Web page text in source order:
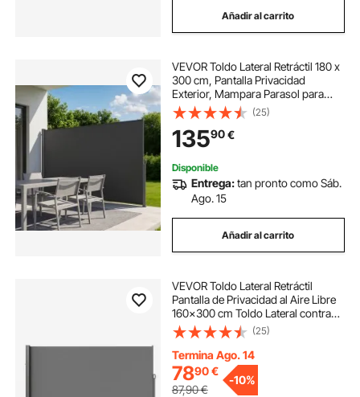
Añadir al carrito
VEVOR Toldo Lateral Retráctil 180 x
300 cm, Pantalla Privacidad
Exterior, Mampara Parasol para
Patio, Marco Metálico, Protector
Solar a Prueba de Viento
Impermeable, para Balcón Jardín
Terraza, Gris
(25)
13590€
Disponible
Entrega:tan pronto como Sáb.
Ago. 15
Añadir al carrito
VEVOR Toldo Lateral Retráctil
Pantalla de Privacidad al Aire Libre
160x300 cm Toldo Lateral contra
Viento Impermeable de Poliéster
180g/m² Divisor de Habitación UV
30+ para Patio, Jardín, Balcón, Gris
(25)
Termina Ago. 14
7890€
87,90€
-10%